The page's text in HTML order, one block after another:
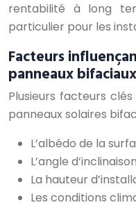
rentabilité à long
particulier pour les
Facteurs
panneaux bifaciaux
Plusieurs facteurs
panneaux solaires
L’albédo de la
L’angle
La hauteur
Les conditions